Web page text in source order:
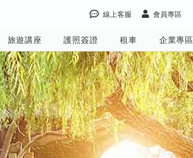
會員專區
線上客服
旅遊講座 護照簽證 租車 企業專區